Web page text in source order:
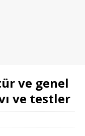
ve genel
ve testler